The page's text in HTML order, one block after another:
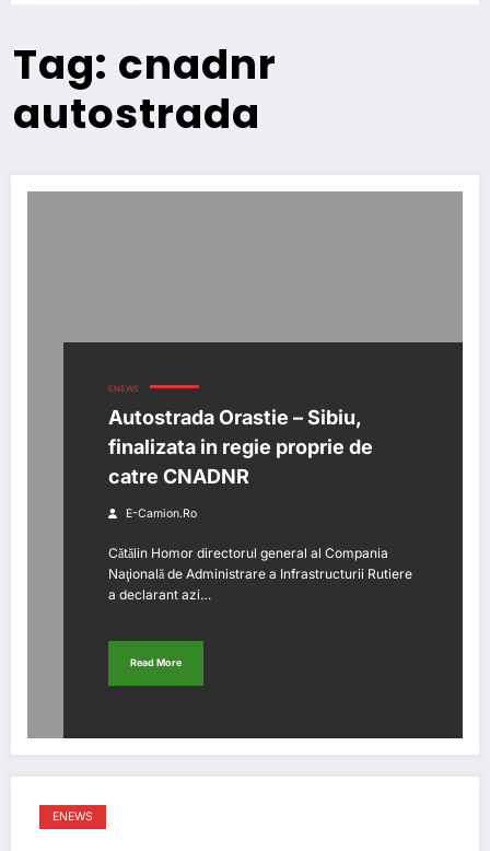
Tag: cnadnr
autostrada
ENEWS
Autostrada Orastie – Sibiu,
finalizata in regie proprie de
catre CNADNR
E-Camion.ro
Cătălin Homor directorul general al Compania
Naţională de Administrare a Infrastructurii Rutiere
a declarant azi…
Read More
ENEWS